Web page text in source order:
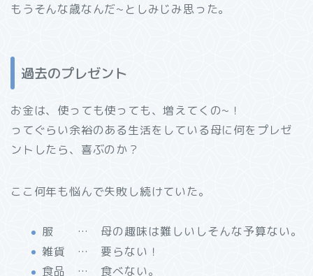
もうそんな歳なんだ~としみじみ思った。
過去のプレゼント
お金は、使っても使っても、増えてくの~！
ってぐらい余裕のある生活をしている母に何をプレゼ
ントしたら、喜ぶのか？
ここ何年も悩んで失敗し続けていた。
服 … 母の趣味は難しいしそんな予算ない。
雑貨 … 要らない！
食品 … 食べない。